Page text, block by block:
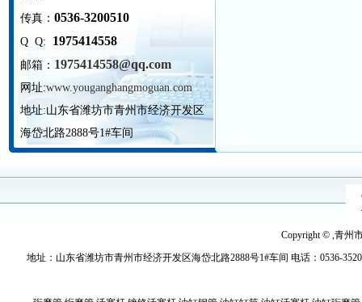
传真： 0536-3200510
Q Q: 1975414558
邮箱： 1975414558@qq.com
网址:www.youganghangmoguan.com
地址:山东省潍坊市青州市经济开发区
海岱北路2888号1#车间
Copyright © ,青州
地址：山东省潍坊市青州市经济开发区海岱北路2888号1#车间 电话：0536-